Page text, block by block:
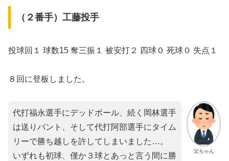
（２番手）工藤投手
投球回１ 球数15 奪三振１ 被安打２ 四球０ 死球０ 失点１
８回に登板しました。
父ちゃん
代打福永選手にデッドボール、続く岡林選手
は送りバント、そして代打阿部選手にタイム
リーで勝ち越しを許してしまいました…。
いずれも初球、僅か３球とあっと言う間に勝